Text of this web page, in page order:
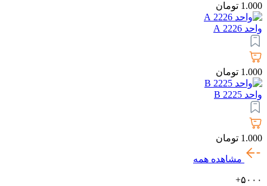
1.000 تومان
واحد 2226 A
1.000 تومان
واحد 2225 B
1.000 تومان
مشاهده همه
۵۰۰۰+